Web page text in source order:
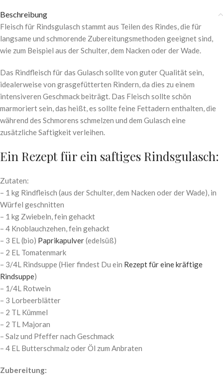
Beschreibung
Fleisch für Rindsgulasch stammt aus Teilen des Rindes, die für
langsame und schmorende Zubereitungsmethoden geeignet sind,
wie zum Beispiel aus der Schulter, dem Nacken oder der Wade.
Das Rindfleisch für das Gulasch sollte von guter Qualität sein,
idealerweise von grasgefütterten Rindern, da dies zu einem
intensiveren Geschmack beiträgt. Das Fleisch sollte schön
marmoriert sein, das heißt, es sollte feine Fettadern enthalten, die
während des Schmorens schmelzen und dem Gulasch eine
zusätzliche Saftigkeit verleihen.
Ein Rezept für ein saftiges Rindsgulasch:
Zutaten:
– 1 kg Rindfleisch (aus der Schulter, dem Nacken oder der Wade), in
Würfel geschnitten
– 1 kg Zwiebeln, fein gehackt
– 4 Knoblauchzehen, fein gehackt
– 3 EL (bio) Paprikapulver(edelsüß)
– 2 EL Tomatenmark
– 3/4L Rindsuppe (Hier findest Du ein Rezept für eine kräftige
Rindsuppe)
– 1/4L Rotwein
– 3 Lorbeerblätter
– 2 TL Kümmel
– 2 TL Majoran
– Salz und Pfeffer nach Geschmack
– 4 EL Butterschmalz oder Öl zum Anbraten
Zubereitung: